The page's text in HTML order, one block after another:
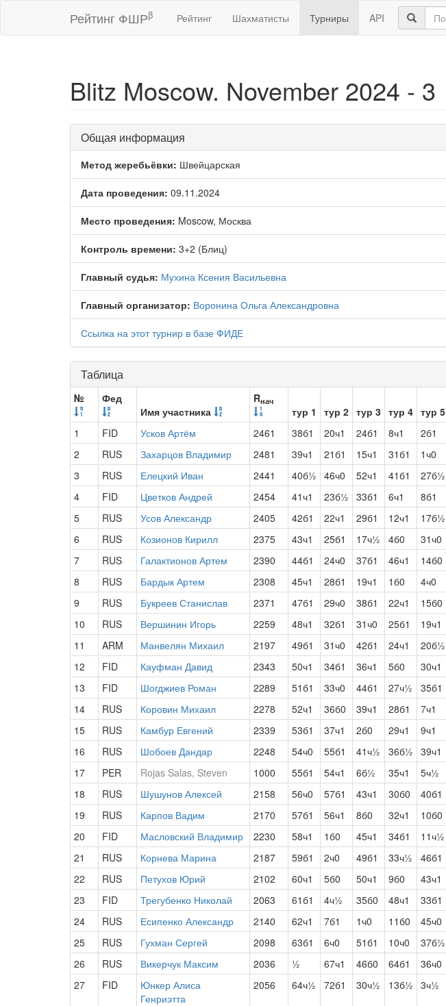
Рейтинг ФШРβ Рейтинг Шахматисты Турниры API
Blitz Moscow. November 2024 - 3
Общая информация
Метод жеребьёвки: Швейцарская
Дата проведения: 09.11.2024
Место проведения: Moscow, Москва
Контроль времени: 3+2 (Блиц)
Главный судья: Мухина Ксения Васильевна
Главный организатор: Воронина Ольга Александровна
Ссылка на этот турнир в базе ФИДЕ
Таблица
№
Фед
Имя участника
Rнач
тур 1 тур 2 тур 3 тур 4 тур 5
1
FID Усков Артём 2461 38б1 20ч1 24б1 8ч1 2б1
2
RUS Захарцов Владимир 2481 39ч1 21б1 15ч1 31б1 1ч0
3
RUS Елецкий Иван 2441 40б½ 46ч0 52ч1 41б1 27б½
4
FID Цветков Андрей 2454 41ч1 23б½ 33б1 6ч1 8б1
5
RUS Усов Александр 2405 42б1 22ч1 29б1 12ч1 17б½
6
RUS Козионов Кирилл 2375 43ч1 25б1 17ч½ 4б0 31ч0
7
RUS Галактионов Артем 2390 44б1 24ч0 37б1 46ч1 14б0
8
RUS Бардык Артем 2308 45ч1 28б1 19ч1 1б0 4ч0
9
RUS Букреев Станислав 2371 47б1 29ч0 38б1 22ч1 15б0
10
RUS Вершинин Игорь 2259 48ч1 32б1 31ч0 25б1 19ч1
11
ARM Манвелян Михаил 2197 49б1 31ч0 42б1 24ч1 20б½
12
FID Кауфман Давид 2343 50ч1 34б1 36ч1 5б0 30ч1
13
FID Шогджиев Роман 2289 51б1 33ч0 44б1 27ч½ 35б1
14
RUS Коровин Михаил 2278 52ч1 36б0 39ч1 28б1 7ч1
15
RUS Камбур Евгений 2339 53б1 37ч1 2б0 29ч1 9ч1
16
RUS Шобоев Дандар 2248 54ч0 55б1 41ч½ 36б½ 39ч1
17
PER Rojas Salas, Steven 1000 55б1 54ч1 6б½ 35ч1 5ч½
18
RUS Шушунов Алексей 2158 56ч0 57б1 43ч1 30б0 40б1
19
RUS Карпов Вадим 2170 57б1 56ч1 8б0 32ч1 10б0
20
FID Масловский Владимир 2230 58ч1 1б0 45ч1 34б1 11ч½
21
RUS Корнева Марина 2187 59б1 2ч0 49б1 33ч½ 46б1
22
RUS Петухов Юрий 2102 60ч1 5б0 50ч1 9б0 43ч1
23
FID Трегубенко Николай 2063 61б1 4ч½ 35б0 48ч1 33б1
24
RUS Есипенко Александр 2140 62ч1 7б1 1ч0 11б0 45ч0
25
RUS Гухман Сергей 2098 63б1 6ч0 51б1 10ч0 37б½
26
RUS Викерчук Максим 2036 ½ 67ч1 46б0 64б1 36ч0
27
FID
Юнкер Алиса
Генриэтта
2056 64ч½ 72б1 30ч½ 13б½ 3ч½